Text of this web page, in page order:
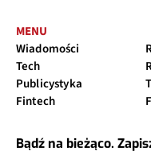
MENU
Wiadomości
Tech
Publicystyka
Fintech
Bądź na bieżąco.